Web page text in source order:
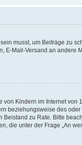
musst, um Beiträge zu
Mail-Versand an andere
Kindern im Internet
beziehungsweise des
zu Rate. Bitte
die unter der Frage „An